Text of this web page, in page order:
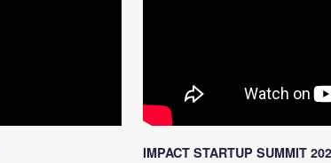
IMPACT STARTUP SUMMIT